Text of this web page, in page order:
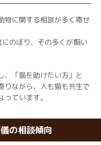
物に関する相談が多く寄せ
のぼり、その多くが飼い
、「猫を助けたい方」と
りながら、人も猫も共生で
ています。
の相談傾向